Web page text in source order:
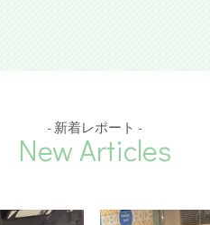
- 新着レポート -
New Articles